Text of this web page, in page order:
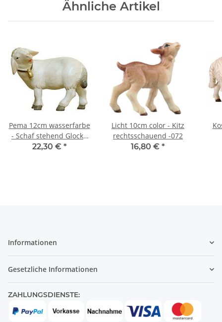
Ähnliche Artikel
Pema 12cm wasserfarbe
- Schaf stehend Glocke
linksschauend -265
22,30 € *
Licht 10cm color - Kitz
rechtsschauend -072
16,80 € *
Informationen
Gesetzliche Informationen
ZAHLUNGSDIENSTE: